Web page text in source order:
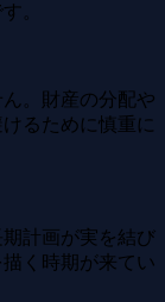
。
。財産の分配や
るために慎重に
計画が実を結び
く時期が来てい